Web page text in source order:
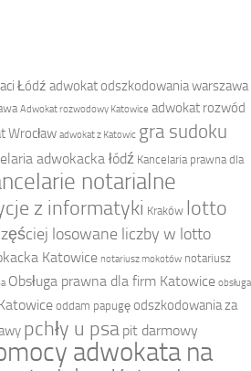
Łódź adwokat odszkodowania warszawa
Adwokat rozwodowy Katowice adwokat rozwód
Wrocław adwokat z Katowic gra sudoku
adwokacka łódź Kancelaria prawna dla
notarialne
z informatyki Kraków lotto
losowane liczby w lotto
Katowice notariusz mokotów notariusz
Obsługa prawna dla firm Katowice obsługa
oddam papugę odszkodowania za
pchły u psa pit darmowy
adwokata na